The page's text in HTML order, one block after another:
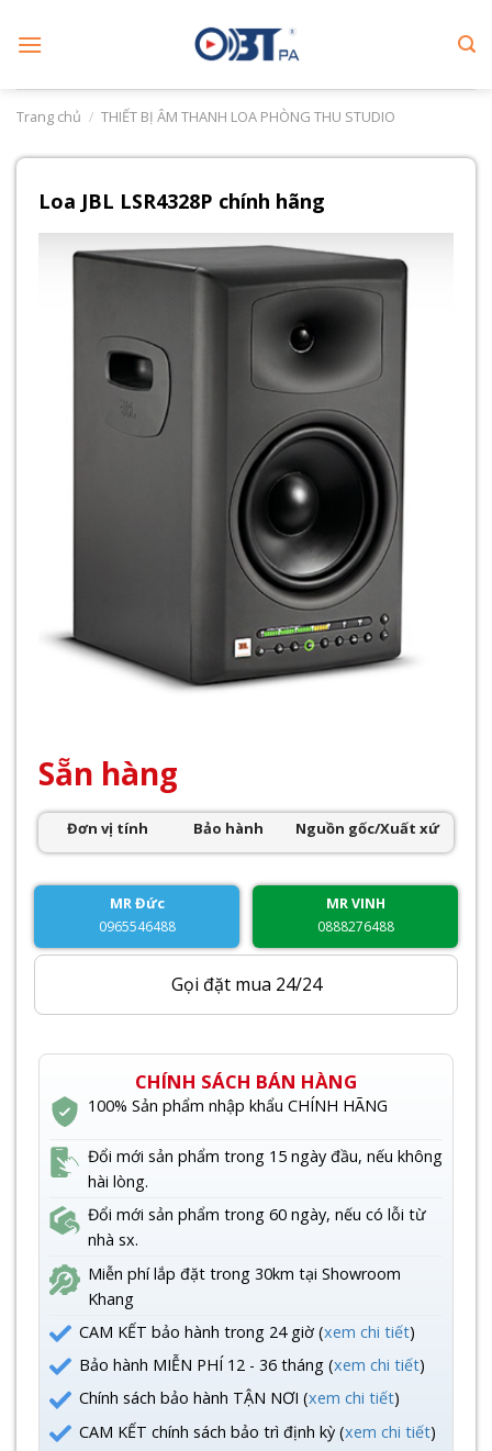
Trang chủ / THIẾT BỊ ÂM THANH LOA PHÒNG THU STUDIO
Loa JBL LSR4328P chính hãng
Sẵn hàng
Đơn vị tính Bảo hành Nguồn gốc/Xuất xứ
MR Đức
0965546488
MR VINH
0888276488
Gọi đặt mua 24/24
CHÍNH SÁCH BÁN HÀNG
100% Sản phẩm nhập khẩu CHÍNH HÃNG
Đổi mới sản phẩm trong 15 ngày đầu, nếu không
hài lòng.
Đổi mới sản phẩm trong 60 ngày, nếu có lỗi từ
nhà sx.
Miễn phí lắp đặt trong 30km tại Showroom
Khang
CAM KẾT bảo hành trong 24 giờ (xem chi tiết)
Bảo hành MIỄN PHÍ 12 - 36 tháng (xem chi tiết)
Chính sách bảo hành TẬN NƠI (xem chi tiết)
CAM KẾT chính sách bảo trì định kỳ (xem chi tiết)